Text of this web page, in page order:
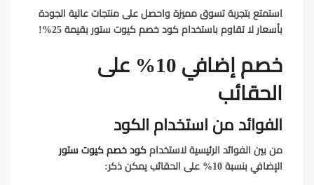
استمتع بتجربة تسوق مميزة واحصل على منتجات عالية الجودة
بأسعار لا تقاوم باستخدام كود خصم كيوت ستور بقيمة 25%!
خصم إضافي 10% على
الحقائب
الفوائد من استخدام الكود
من بين الفوائد الرئيسية لاستخدامكود خصم كيوت ستور
الإضافي بنسبة 10% على الحقائب يمكن ذكر: